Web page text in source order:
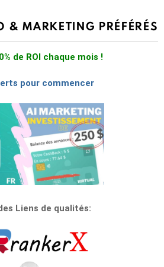
& MARKETING PRÉFÉRÉS
de ROI chaque mois !
pour commencer
Liens de qualités: